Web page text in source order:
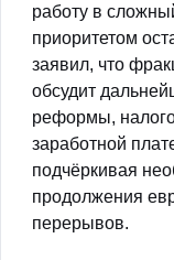
работу в
приоритетом
заявил, что
обсудит
реформы,
заработной
подчёркивая
продолжения
перерывов.